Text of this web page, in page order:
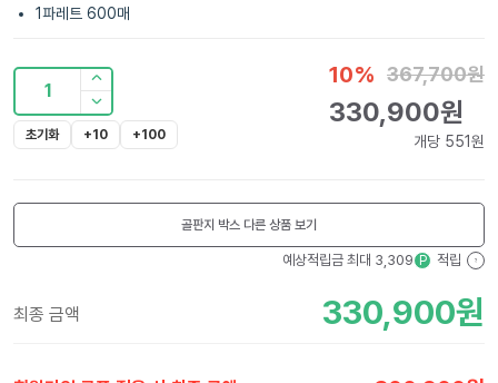
1파레트 600매
1
초기화 +10 +100
10% 367,700원
330,900원
개당 551원
골판지 박스 다른 상품 보기
예상적립금 최대 3,309 P 적립 ?
최종 금액 330,900원